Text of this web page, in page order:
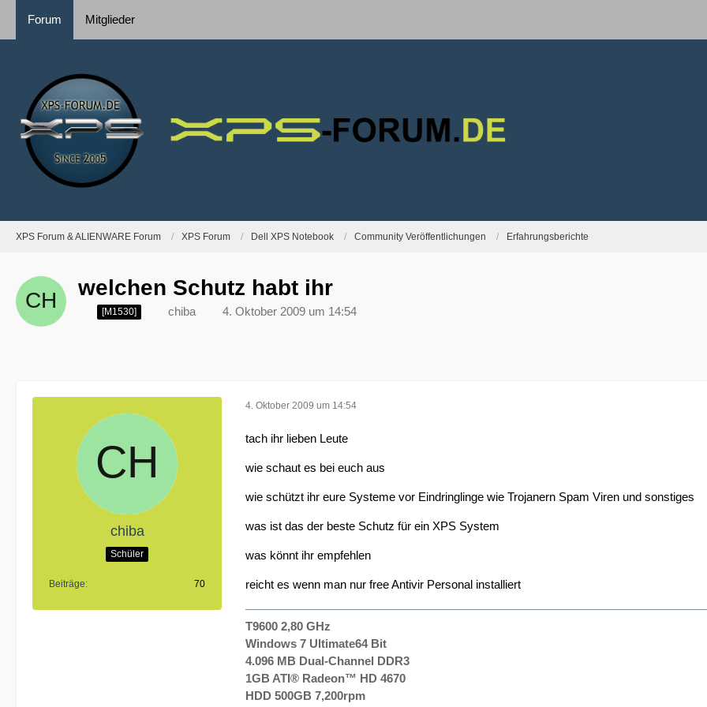
Forum Mitglieder
XPS Forum & ALIENWARE Forum XPS Forum Dell XPS Notebook Community Veröffentlichungen Erfahrungsberichte
welchen Schutz habt ihr
[M1530] chiba 4. Oktober 2009 um 14:54
chiba
Schüler
Beiträge 70
4. Oktober 2009 um 14:54
tach ihr lieben Leute
wie schaut es bei euch aus
wie schützt ihr eure Systeme vor Eindringlinge wie Trojanern Spam Viren und sonstiges
was ist das der beste Schutz für ein XPS System
was könnt ihr empfehlen
reicht es wenn man nur free Antivir Personal installiert
T9600 2,80 GHz
Windows 7 Ultimate64 Bit
4.096 MB Dual-Channel DDR3
1GB ATI® Radeon™ HD 4670
HDD 500GB 7,200rpm